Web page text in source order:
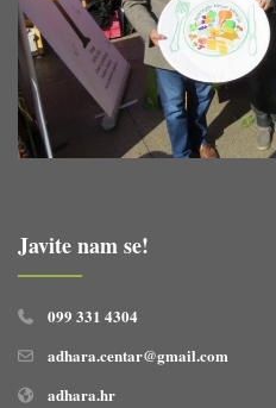
Javite nam se!
099 331 4304
adhara.centar@gmail.com
adhara.hr